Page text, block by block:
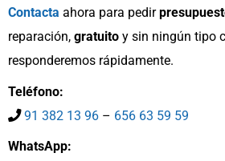
Contacta ahora para pedir
reparación, gratuito y sin ningún tipo
responderemos rápidamente.
Teléfono:
91 382 13 96 – 656 63 59 59
WhatsApp: